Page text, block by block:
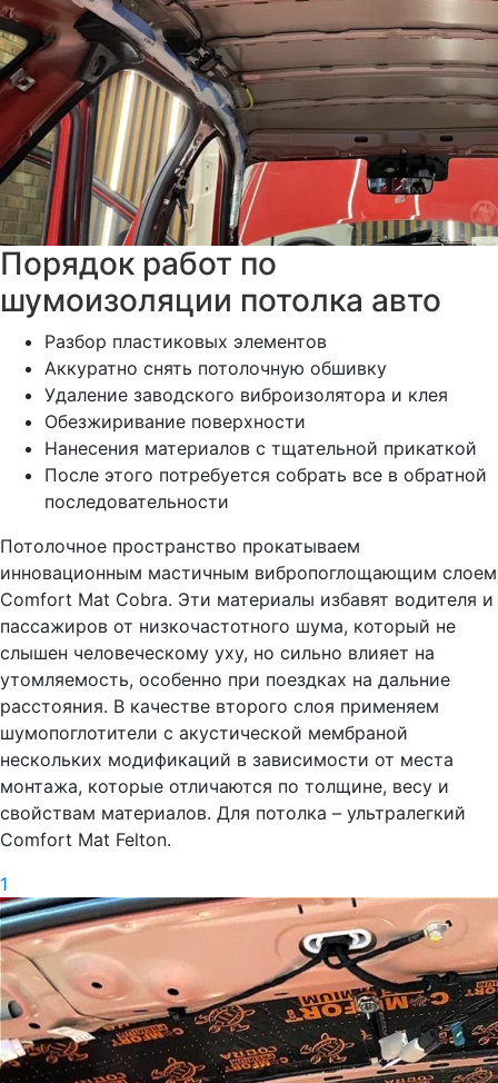
Порядок работ по
шумоизоляции потолка авто
Разбор пластиковых элементов
Аккуратно снять потолочную обшивку
Удаление заводского виброизолятора и клея
Обезжиривание поверхности
Нанесения материалов с тщательной прикаткой
После этого потребуется собрать все в обратной
последовательности
Потолочное пространство прокатываем
инновационным мастичным вибропоглощающим слоем
Comfort Mat Cobra. Эти материалы избавят водителя и
пассажиров от низкочастотного шума, который не
слышен человеческому уху, но сильно влияет на
утомляемость, особенно при поездках на дальние
расстояния. В качестве второго слоя применяем
шумопоглотители с акустической мембраной
нескольких модификаций в зависимости от места
монтажа, которые отличаются по толщине, весу и
свойствам материалов. Для потолка – ультралегкий
Comfort Mat Felton.
1